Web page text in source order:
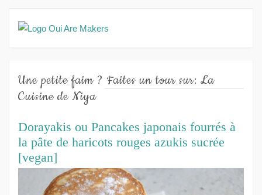
Une petite faim ? Faites un tour sur: La
Cuisine de Niya
Dorayakis ou Pancakes japonais fourrés à
la pâte de haricots rouges azukis sucrée
[vegan]